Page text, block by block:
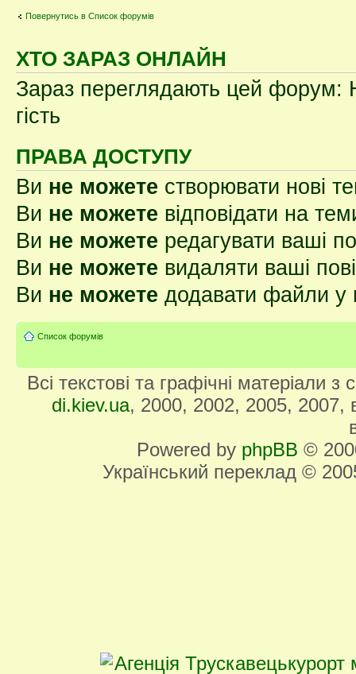
Повернутись в Список форумів
ХТО ЗАРАЗ ОНЛАЙН
Зараз переглядають цей форум:
гість
ПРАВА ДОСТУПУ
Ви не можете створювати нові
Ви не можете відповідати на
Ви не можете редагувати ваші
Ви не можете видаляти ваші
Ви не можете додавати файли у
Список форумів
Всі текстові та графічні матеріали
di.kiev.ua, 2000, 2002, 2005, 2007,
Powered by phpBB ©
Український переклад ©